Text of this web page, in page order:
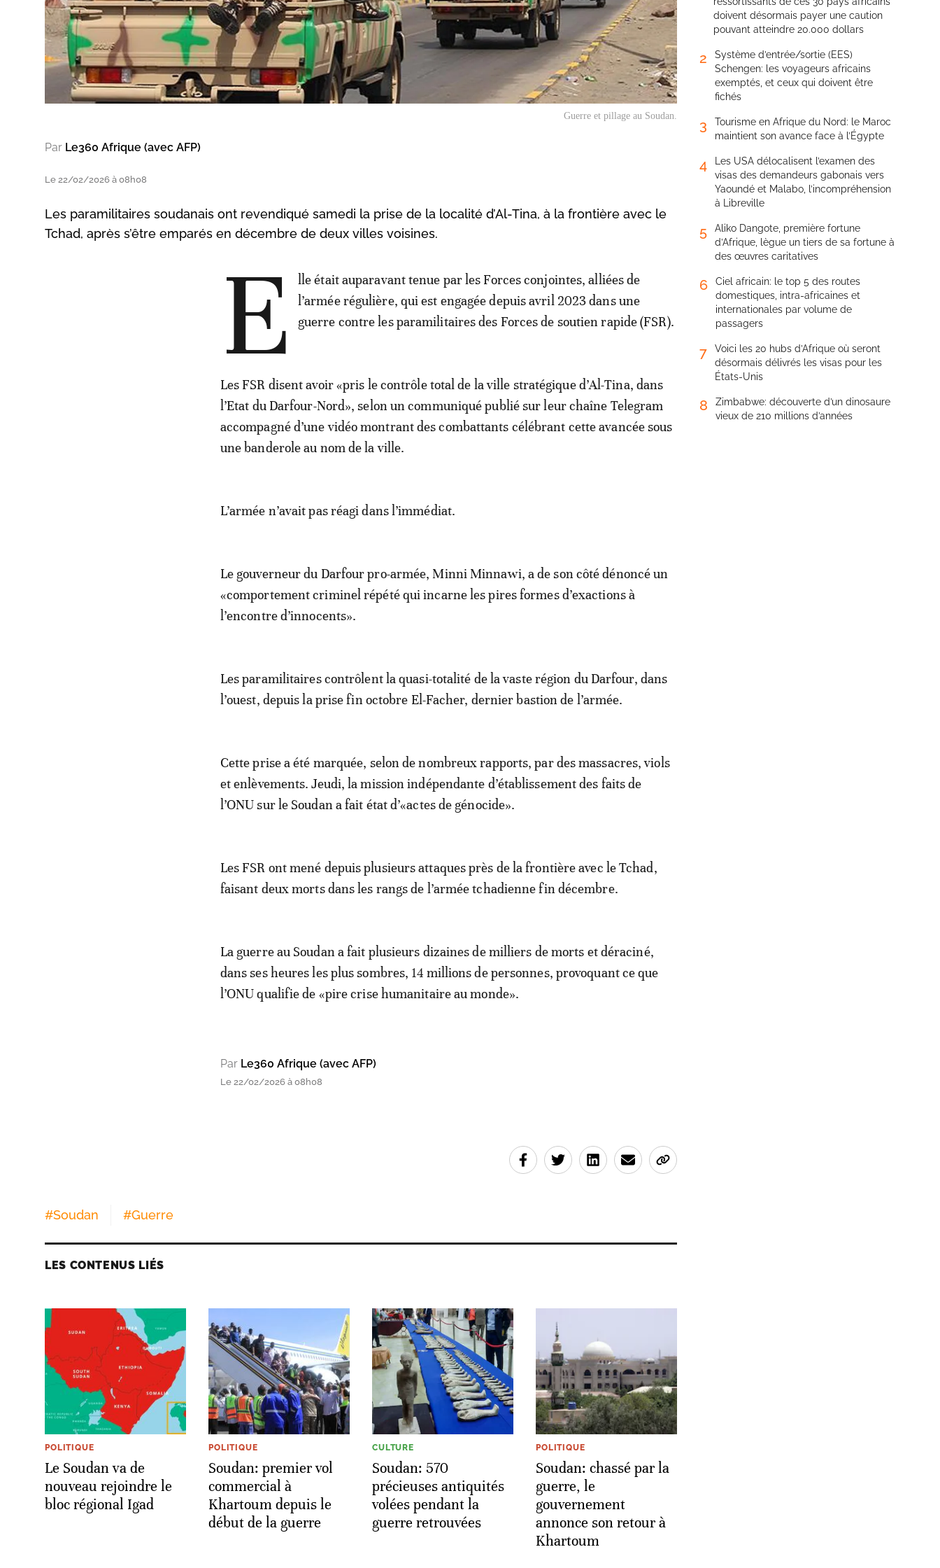
Guerre et pillage au Soudan.
Par Le360 Afrique (avec AFP)
Le 22/02/2026 à 08h08
Les paramilitaires soudanais ont revendiqué samedi la prise de la localité d’Al-Tina, à la frontière avec le
Tchad, après s’être emparés en décembre de deux villes voisines.
E
lle était auparavant tenue par les Forces conjointes, alliées de
l’armée régulière, qui est engagée depuis avril 2023 dans une
guerre contre les paramilitaires des Forces de soutien rapide (FSR).
Les FSR disent avoir «pris le contrôle total de la ville stratégique d’Al-Tina, dans
l’Etat du Darfour-Nord», selon un communiqué publié sur leur chaîne Telegram
accompagné d’une vidéo montrant des combattants célébrant cette avancée sous
une banderole au nom de la ville.
L’armée n’avait pas réagi dans l’immédiat.
Le gouverneur du Darfour pro-armée, Minni Minnawi, a de son côté dénoncé un
«comportement criminel répété qui incarne les pires formes d’exactions à
l’encontre d’innocents».
Les paramilitaires contrôlent la quasi-totalité de la vaste région du Darfour, dans
l’ouest, depuis la prise fin octobre El-Facher, dernier bastion de l’armée.
Cette prise a été marquée, selon de nombreux rapports, par des massacres, viols
et enlèvements. Jeudi, la mission indépendante d’établissement des faits de
l’ONU sur le Soudan a fait état d’«actes de génocide».
Les FSR ont mené depuis plusieurs attaques près de la frontière avec le Tchad,
faisant deux morts dans les rangs de l’armée tchadienne fin décembre.
La guerre au Soudan a fait plusieurs dizaines de milliers de morts et déraciné,
dans ses heures les plus sombres, 14 millions de personnes, provoquant ce que
l’ONU qualifie de «pire crise humanitaire au monde».
Par Le360 Afrique (avec AFP)
Le 22/02/2026 à 08h08
#Soudan #Guerre
LES CONTENUS LIÉS
POLITIQUE
Le Soudan va de
nouveau rejoindre le
bloc régional Igad
POLITIQUE
Soudan: premier vol
commercial à
Khartoum depuis le
début de la guerre
CULTURE
Soudan: 570
précieuses antiquités
volées pendant la
guerre retrouvées
POLITIQUE
Soudan: chassé par la
guerre, le
gouvernement
annonce son retour à
Khartoum
doivent désormais payer une caution
pouvant atteindre 20.000 dollars
2
Système d’entrée/sortie (EES)
Schengen: les voyageurs africains
exemptés, et ceux qui doivent être
fichés
3
Tourisme en Afrique du Nord: le Maroc
maintient son avance face à l’Égypte
4
Les USA délocalisent l’examen des
visas des demandeurs gabonais vers
Yaoundé et Malabo, l’incompréhension
à Libreville
5
Aliko Dangote, première fortune
d’Afrique, lègue un tiers de sa fortune à
des œuvres caritatives
6
Ciel africain: le top 5 des routes
domestiques, intra-africaines et
internationales par volume de
passagers
7
Voici les 20 hubs d’Afrique où seront
désormais délivrés les visas pour les
États-Unis
8
Zimbabwe: découverte d’un dinosaure
vieux de 210 millions d’années